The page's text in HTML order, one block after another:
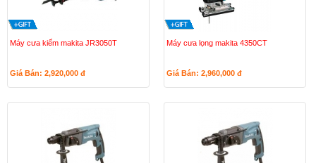
Máy cưa kiếm makita JR3050T
Giá Bán: 2,920,000 đ
Máy cưa lọng makita 4350CT
Giá Bán: 2,960,000 đ